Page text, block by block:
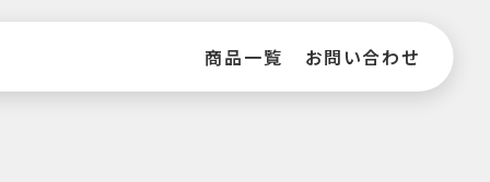
商品一覧 お問い合わせ